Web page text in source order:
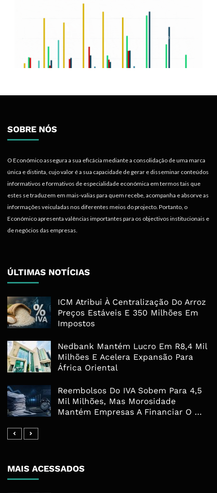
SOBRE NÓS
O Económico assegura a sua eficácia mediante a consolidação de uma marca
única e distinta, cujo valor é a sua capacidade de gerar e disseminar conteúdos
informativos e formativos de especialidade económica em termos tais que
estes se traduzem em mais-valias para quem recebe, acompanha e absorve as
informações veiculadas nos diferentes meios do projecto. Portanto, o
Económico apresenta valências importantes para os objectivos institucionais e
de negócios das empresas.
ÚLTIMAS NOTÍCIAS
ICM Atribui À Centralização Do Arroz
Preços Estáveis E 350 Milhões Em
Impostos
Nedbank Mantém Lucro Em R8,4 Mil
Milhões E Acelera Expansão Para
África Oriental
Reembolsos Do IVA Sobem Para 4,5
Mil Milhões, Mas Morosidade
Mantém Empresas A Financiar O ...
MAIS ACESSADOS